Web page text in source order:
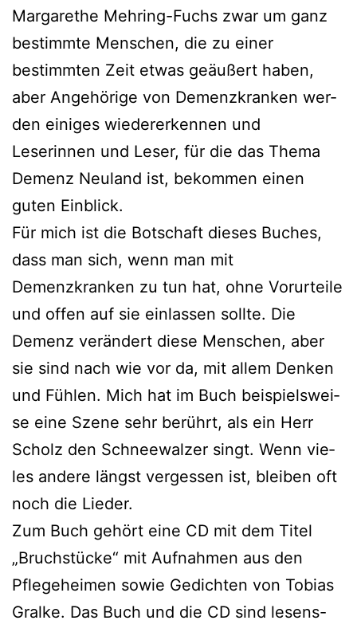
Margarethe Mehring-Fuchs zwar um ganz
bestimm­te Menschen, die zu einer
bestimm­ten Zeit etwas geäu­ßert haben,
aber Angehörige von Demenzkranken wer­
den eini­ges wie­der­erken­nen und
Leserinnen und Leser, für die das Thema
Demenz Neuland ist, bekom­men einen
guten Einblick.
Für mich ist die Botschaft die­ses Buches,
dass man sich, wenn man mit
Demenzkranken zu tun hat, ohne Vorurteile
und offen auf sie ein­las­sen soll­te. Die
Demenz ver­än­dert die­se Menschen, aber
sie sind nach wie vor da, mit allem Denken
und Fühlen. Mich hat im Buch bei­spiels­wei­
se eine Szene sehr berührt, als ein Herr
Scholz den Schneewalzer singt. Wenn vie­
les ande­re längst ver­ges­sen ist, blei­ben oft
noch die Lieder.
Zum Buch gehört eine CD mit dem Titel
„Bruchstücke“ mit Aufnahmen aus den
Pflegeheimen sowie Gedichten von Tobias
Gralke. Das Buch und die CD sind lesens-